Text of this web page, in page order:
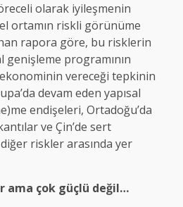
olarak iyileşmenin
ortamın riskli görünüme
rapora göre, bu risklerin
genişleme programının
vereceği tepkinin
devam eden yapısal
endişeleri, Ortadoğu’da
ve Çin’de sert
diğer riskler arasında yer
ama çok güçlü değil…